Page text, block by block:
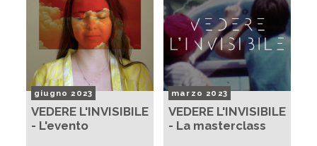
giugno 2023
VEDERE L'INVISIBILE
- L'evento
marzo 2023
VEDERE L'INVISIBILE
- La masterclass